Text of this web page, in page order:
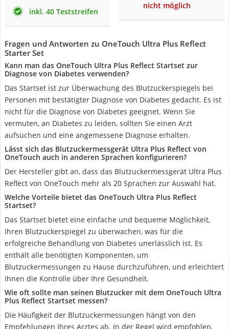
inkl. 40 Teststreifen
nicht möglich
Fragen und Antworten zu OneTouch Ultra Plus Reflect
Starter Set
Kann man das OneTouch Ultra Plus Reflect Startset zur
Diagnose von Diabetes verwenden?
Das Startset ist zur Überwachung des Blutzuckerspiegels bei
Personen mit bestätigter Diagnose von Diabetes gedacht. Es ist
nicht für die Diagnose von Diabetes geeignet. Wenn Sie
vermuten, an Diabetes zu leiden, sollten Sie einen Arzt
aufsuchen und eine angemessene Diagnose erhalten.
Lässt sich das Blutzuckermessgerät Ultra Plus Reflect von
OneTouch auch in anderen Sprachen konfigurieren?
Der Hersteller gibt an, dass das Blutzuckermessgerät Ultra Plus
Reflect von OneTouch mehr als 20 Sprachen zur Auswahl hat.
Welche Vorteile bietet das OneTouch Ultra Plus Reflect
Startset?
Das Startset bietet eine einfache und bequeme Möglichkeit,
Ihren Blutzuckerspiegel zu überwachen, was für die
erfolgreiche Behandlung von Diabetes unerlässlich ist. Es
enthält alle benötigten Komponenten, um
Blutzuckermessungen zu Hause durchzuführen, und erleichtert
Ihnen die Kontrolle über Ihre Gesundheit.
Wie oft sollte man seinen Blutzucker mit dem OneTouch Ultra
Plus Reflect Startset messen?
Die Häufigkeit der Blutzuckermessungen hängt von den
Empfehlungen Ihres Arztes ab. In der Regel wird empfohlen,